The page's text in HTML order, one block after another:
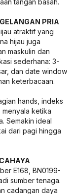
PRIA
atraktif yang
hijau juga
maskulin dan
sederhana: 3-
dan date window
keterbacaan.
hands, indeks
ketika
Semakin ideal
dari pagi hingga
E168, BN0199-
sumber tenaga.
cadangan daya